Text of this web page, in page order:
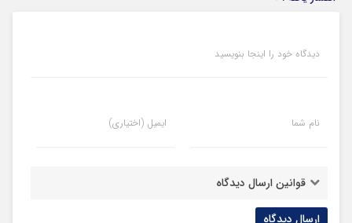
دیدگاه خود را اینجا بنویسید
نام شما ایمیل (اختیاری)
قوانین ارسال دیدگاه